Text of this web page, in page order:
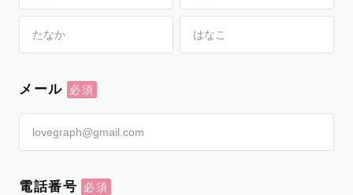
メール
電話番号